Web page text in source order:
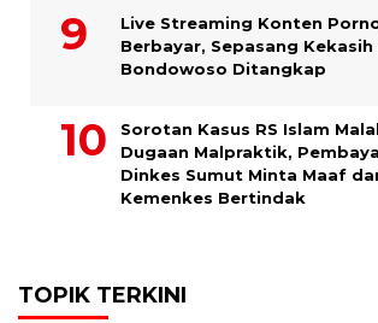
Live Streaming Konten
Berbayar, Sepasang Kekasih
Bondowoso Ditangkap
Sorotan Kasus RS Islam
Dugaan Malpraktik,
Dinkes Sumut Minta Maaf
Kemenkes Bertindak
TOPIK TERKINI